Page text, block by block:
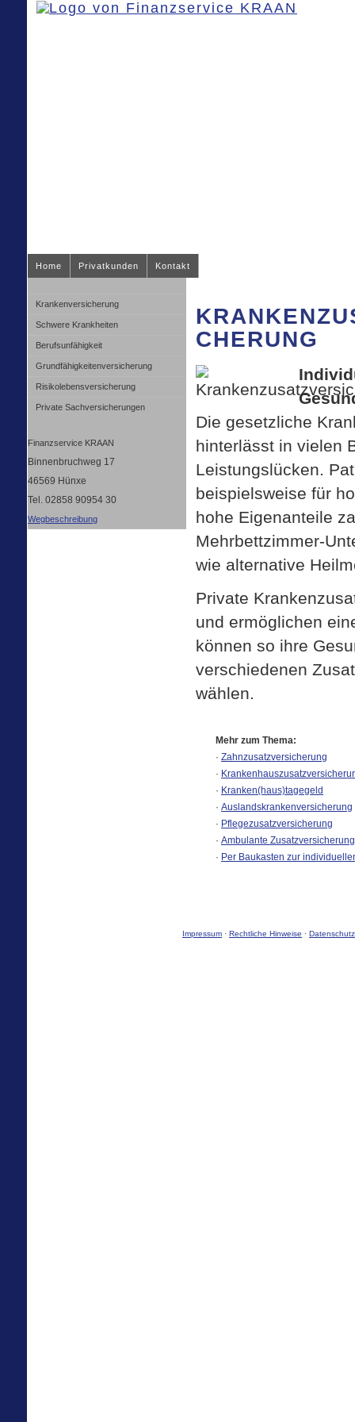
Home Privatkunden
Kranken­ver­si­che­rung
Schwe­re Krank­hei­ten
Berufsunfähigkeit
Grundfähigkeitenversicherung
Risiko­lebens­ver­si­che­rung
Private Sachversicherungen
Finanzservice KRAAN
Binnenbruchweg 17
46569 Hünxe
Tel. 02858 90954 30
Wegbeschreibung
Kontakt
CHE­RUNG
Die gesetzliche
hinterlässt in vielen
Leistungslücken.
beispielsweise für
hohe Eigenanteile
Mehrbettzimmer-
wie alternative
Private
und ermöglichen
können so ihre
verschiedenen
wählen.
Mehr zum Thema:
· Zahn­zu­satz­ver­si­che­rung
·
· Kranken(haus)tagegeld
· Auslandskrankenversicherung
· Pflegezusatzversicherung
· Ambulante Zusatzversicherung
· Per Baukasten zur
Impressum · Rechtliche Hinweise · Datenschutz